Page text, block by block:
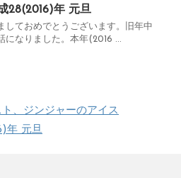
28(2016)年 元旦
しておめでとうございます。旧年中
になりました。本年(2016 ...
、ジンジャーのアイス
年 元旦